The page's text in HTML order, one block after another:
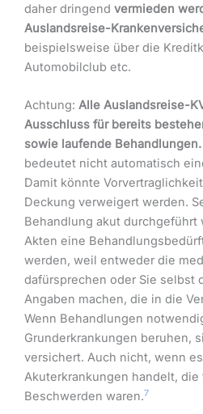
daher dringend vermieden
Auslandsreise-
beispielsweise über die
Automobilclub etc.
Achtung: Alle Auslandsreise-
Ausschluss für bereits
sowie laufende Behandlungen.
bedeutet nicht automatisch
Damit könnte
Deckung verweigert werden.
Behandlung akut durchgeführt
Akten eine
werden, weil entweder die
dafürsprechen oder Sie selbst
Angaben machen, die in die
Wenn Behandlungen
Grunderkrankungen beruhen,
versichert. Auch nicht, wenn
Akuterkrankungen handelt, die
Beschwerden waren.7